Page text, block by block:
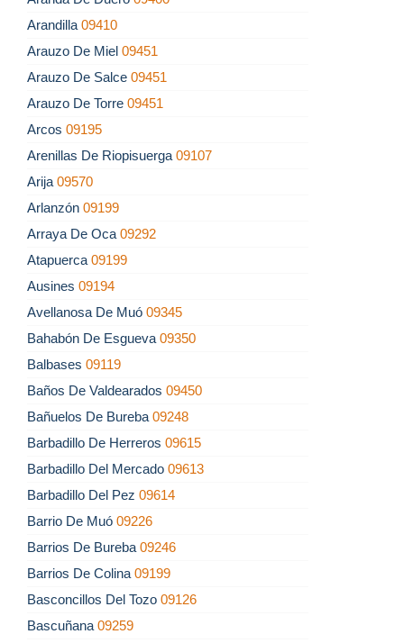
Arandilla 09410
Arauzo De Miel 09451
Arauzo De Salce 09451
Arauzo De Torre 09451
Arcos 09195
Arenillas De Riopisuerga 09107
Arija 09570
Arlanzón 09199
Arraya De Oca 09292
Atapuerca 09199
Ausines 09194
Avellanosa De Muó 09345
Bahabón De Esgueva 09350
Balbases 09119
Baños De Valdearados 09450
Bañuelos De Bureba 09248
Barbadillo De Herreros 09615
Barbadillo Del Mercado 09613
Barbadillo Del Pez 09614
Barrio De Muó 09226
Barrios De Bureba 09246
Barrios De Colina 09199
Basconcillos Del Tozo 09126
Bascuñana 09259